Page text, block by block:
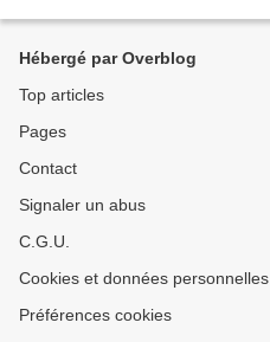
Hébergé par Overblog
Top articles
Pages
Contact
Signaler un abus
C.G.U.
Cookies et données personnelles
Préférences cookies